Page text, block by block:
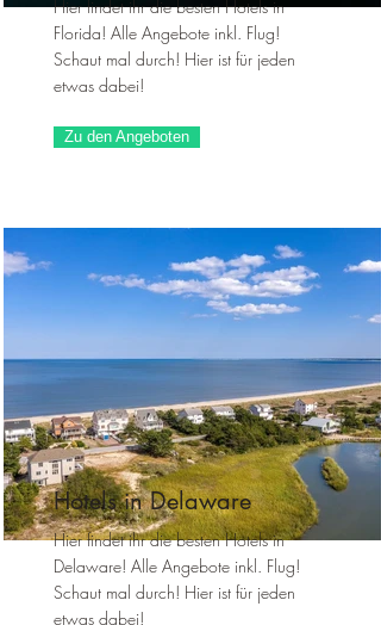
Hier findet ihr die besten Hotels in
Florida! Alle Angebote inkl. Flug!
Schaut mal durch! Hier ist für jeden
etwas dabei!
Zu den Angeboten
Hotels in Delaware
Hier findet ihr die besten Hotels in
Delaware! Alle Angebote inkl. Flug!
Schaut mal durch! Hier ist für jeden
etwas dabei!